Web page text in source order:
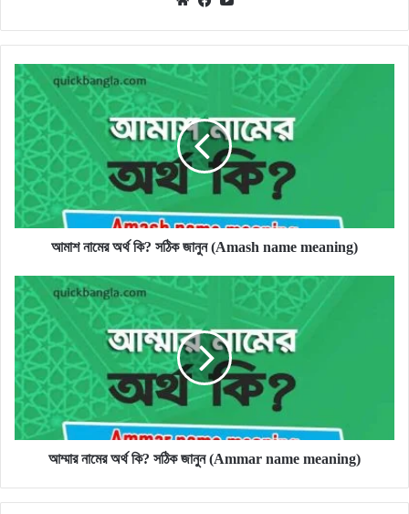
আমাশ
নামের
অর্থ
কি?
সঠিক
জানুন
(Amash
name
meaning)
আমাশ নামের অর্থ কি? সঠিক জানুন (Amash name meaning)
আম্মার
নামের
অর্থ
কি?
সঠিক
জানুন
(Ammar
name
meaning)
আম্মার নামের অর্থ কি? সঠিক জানুন (Ammar name meaning)